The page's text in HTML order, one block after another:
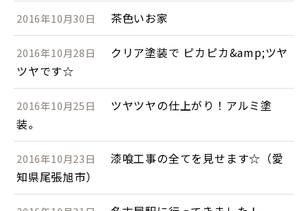
2016年10月30日 茶色いお家
2016年10月28日
クリア塗装で ピカピカ&amp;ツヤ
ツヤです☆
2016年10月25日
ツヤツヤの仕上がり！アルミ塗
装。
2016年10月23日
漆喰工事の全てを見せます☆（愛
知県尾張旭市）